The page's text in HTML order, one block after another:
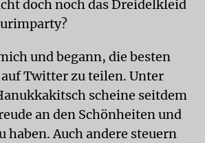
doch noch das Dreidelkleid
und begann, die besten
Twitter zu teilen. Unter
scheine seitdem
an den Schönheiten und
haben. Auch andere steuern